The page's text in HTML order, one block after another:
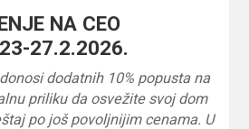
NA CEO
27.2.2026.
dodatnih 10% popusta na
priliku da osvežite svoj dom
po još povoljnijim cenama. U